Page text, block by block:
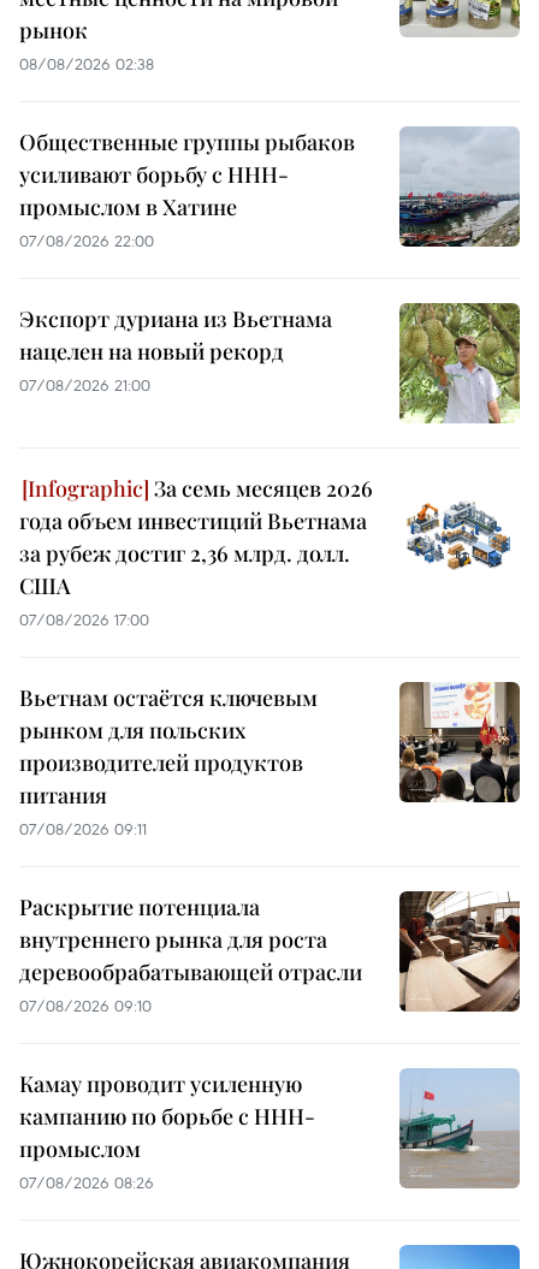
рынок
08/08/2026 02:38
Общественные группы рыбаков
усиливают борьбу с ННН-
промыслом в Хатине
07/08/2026 22:00
Экспорт дуриана из Вьетнама
нацелен на новый рекорд
07/08/2026 21:00
За семь месяцев 2026
года объем инвестиций Вьетнама
за рубеж достиг 2,36 млрд. долл.
США
07/08/2026 17:00
Вьетнам остаётся ключевым
рынком для польских
производителей продуктов
питания
07/08/2026 09:11
Раскрытие потенциала
внутреннего рынка для роста
деревообрабатывающей отрасли
07/08/2026 09:10
Камау проводит усиленную
кампанию по борьбе с ННН-
промыслом
07/08/2026 08:26
Южнокорейская авиакомпания